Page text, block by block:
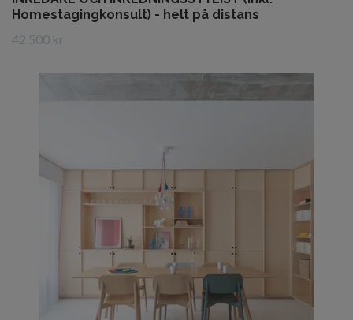
Homestagingkonsult) - helt på distans
42 500 kr